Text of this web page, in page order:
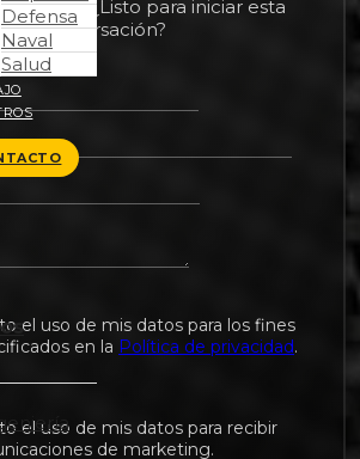
Defensa
Naval
Salud
¿Listo para iniciar esta
conversación?
el uso de mis datos para los fines
en la Política de privacidad.
el uso de mis datos para recibir
de marketing.